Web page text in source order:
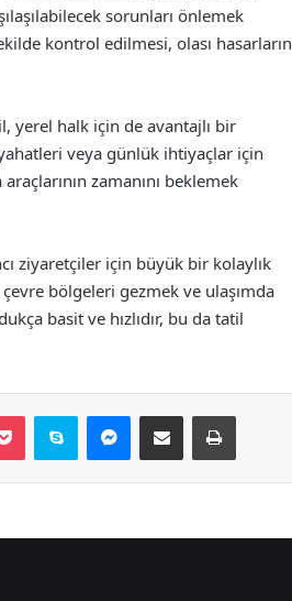
sorunları önlemek
kontrol edilmesi, olası hasarların
yerel halk için de avantajlı bir
veya günlük ihtiyaçlar için
zamanını beklemek
ziyaretçiler için büyük bir kolaylık
bölgeleri gezmek ve ulaşımda
basit ve hızlıdır, bu da tatil
Pocket Skype Messenger
E-Posta ile paylaş Yazdır